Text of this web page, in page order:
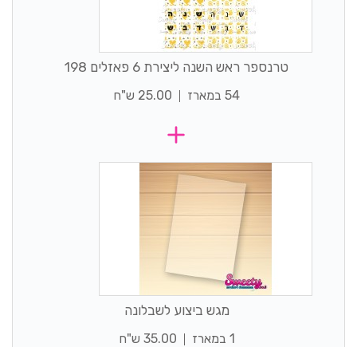
טרנספר ראש השנה ליצירת 6 פאזלים 198
54 במארז 25.00 ש"ח
מגש ביצוע לשבלונה
1 במארז 35.00 ש"ח